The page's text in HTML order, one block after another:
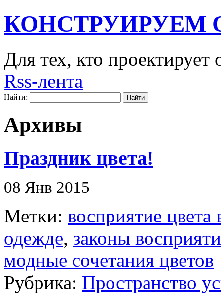
КОНСТРУИРУЕМ
Для тех, кто проектирует
Rss-лента
Найти:
Архивы
Праздник цвета!
08 Янв 2015
Метки: восприятие цвета
одежде, законы
модные сочетания цветов
Рубрика: Пространство